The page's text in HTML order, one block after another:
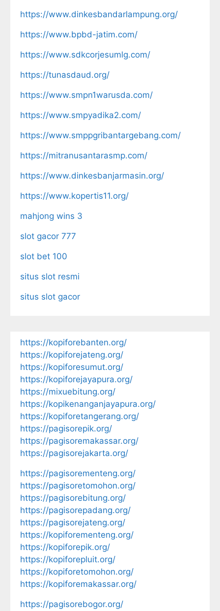
https://www.dinkesbandarlampung.org/
https://www.bpbd-jatim.com/
https://www.sdkcorjesumlg.com/
https://tunasdaud.org/
https://www.smpn1warusda.com/
https://www.smpyadika2.com/
https://www.smppgribantargebang.com/
https://mitranusantarasmp.com/
https://www.dinkesbanjarmasin.org/
https://www.kopertis11.org/
mahjong wins 3
slot gacor 777
slot bet 100
situs slot resmi
situs slot gacor
https://kopiforebanten.org/
https://kopiforejateng.org/
https://kopiforesumut.org/
https://kopiforejayapura.org/
https://mixuebitung.org/
https://kopikenanganjayapura.org/
https://kopiforetangerang.org/
https://pagisorepik.org/
https://pagisoremakassar.org/
https://pagisorejakarta.org/
https://pagisorementeng.org/
https://pagisoretomohon.org/
https://pagisorebitung.org/
https://pagisorepadang.org/
https://pagisorejateng.org/
https://kopiforementeng.org/
https://kopiforepik.org/
https://kopiforepluit.org/
https://kopiforetomohon.org/
https://kopiforemakassar.org/
https://pagisorebogor.org/